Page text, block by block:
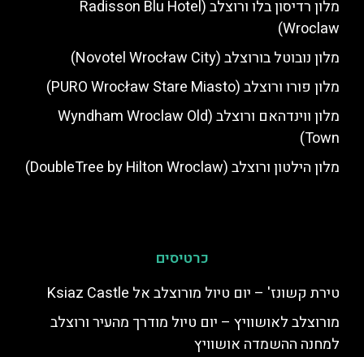
מלון רדיסון בלו ורוצלב (Radisson Blu Hotel
Wroclaw)
מלון נובוטל בורוצלב (Novotel Wrocław City)
מלון פורו ורוצלב (PURO Wrocław Stare Miasto)
מלון ווינדהאם ורוצלב (Wyndham Wroclaw Old
Town)
מלון הילטון ורוצלב (DoubleTree by Hilton Wroclaw)
כרטיסים
טירת קשונז' – יום טיול מורוצלב אל Ksiaz Castle
מורוצלב לאושוויץ – יום טיול מודרך מהעיר ורוצלב
למחנה ההשמדה אושוויץ